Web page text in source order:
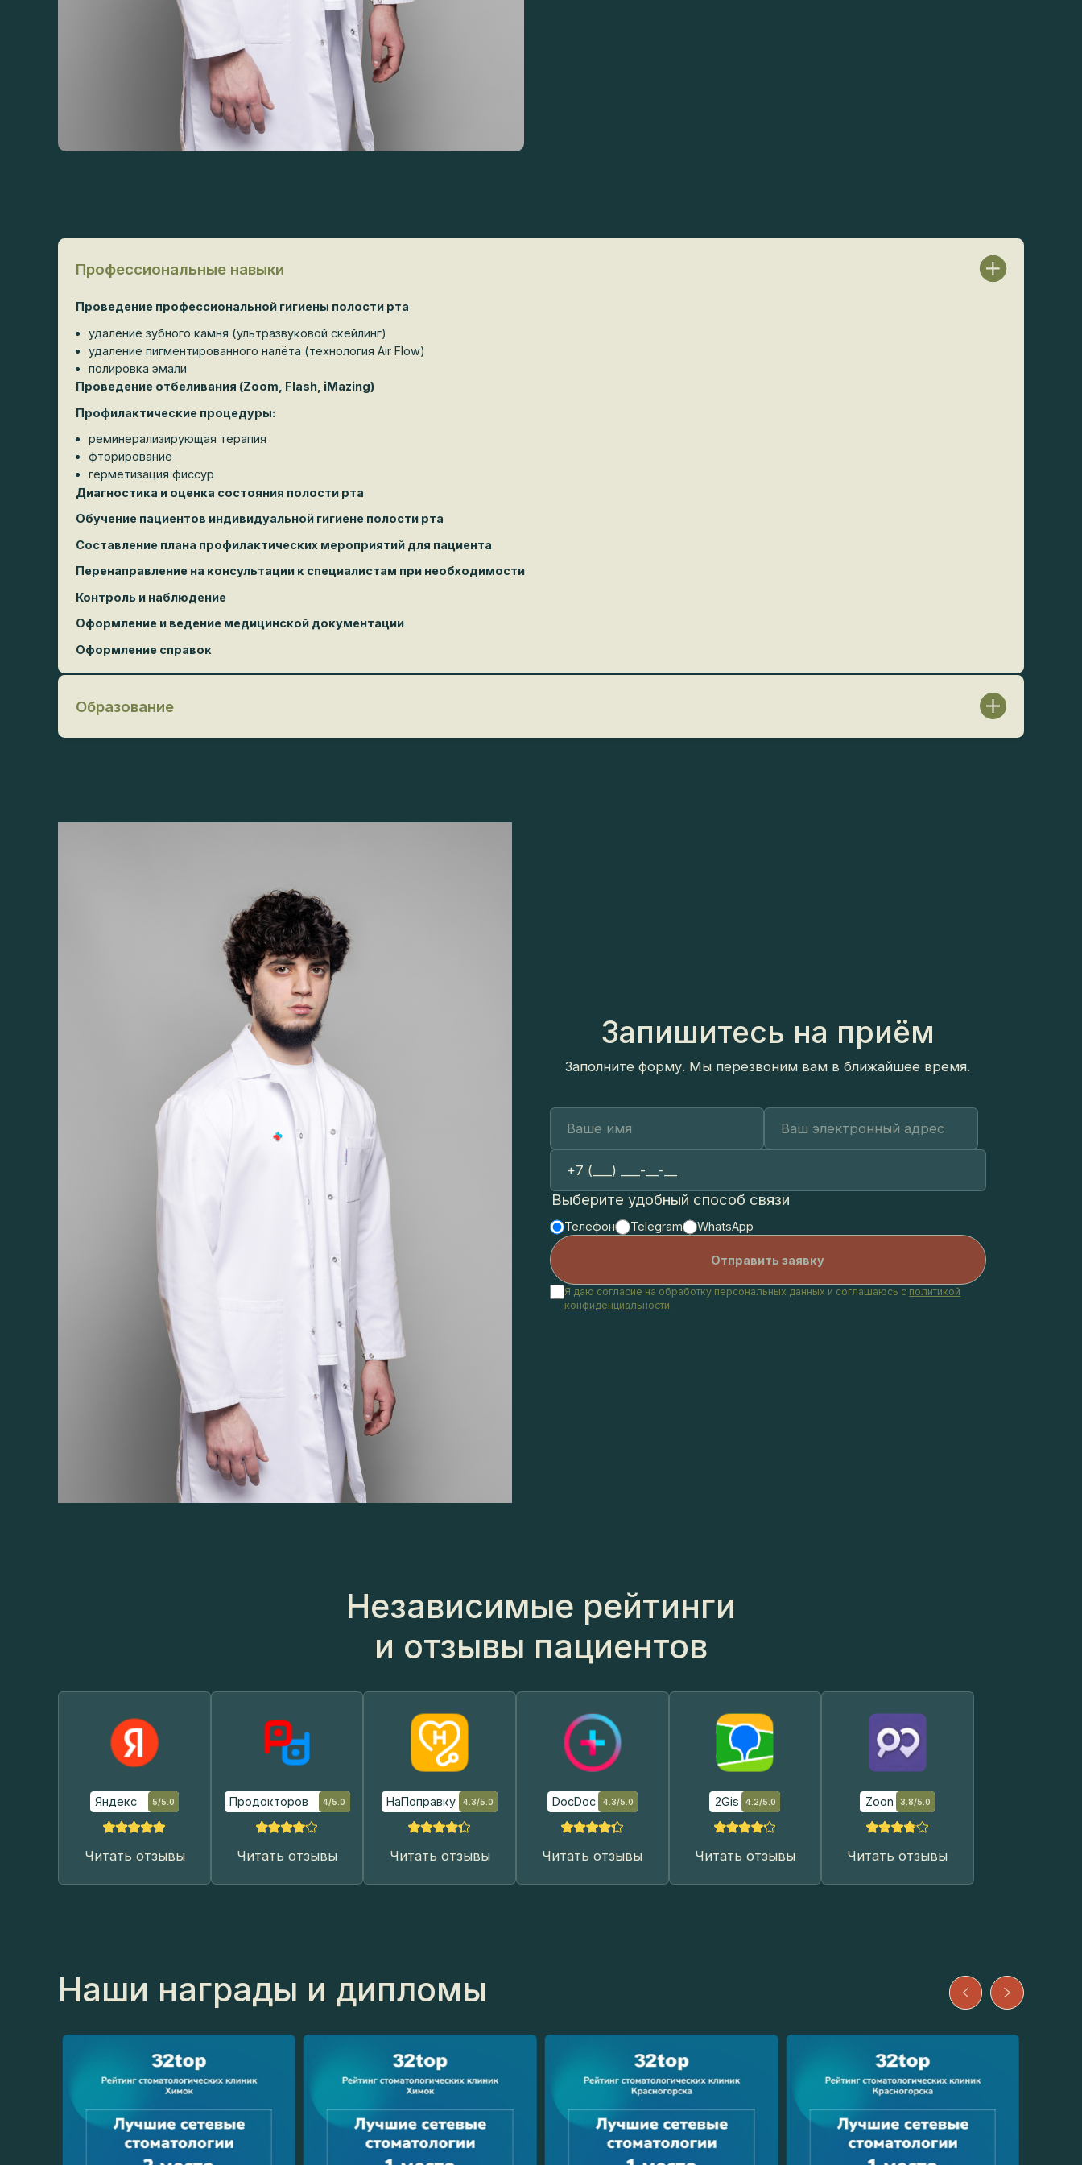
Профессиональные навыки
Проведение профессиональной гигиены полости рта
удаление пигментированного налёта (технология Air Flow)
полировка эмали
Проведение отбеливания (Zoom, Flash, iMazing)
Профилактические процедуры:
фторирование
герметизация фиссур
Диагностика и оценка состояния полости рта
Обучение пациентов индивидуальной гигиене полости рта
Составление плана профилактических мероприятий для пациента
Перенаправление на консультации к специалистам при необходимости
Контроль и наблюдение
Оформление и ведение медицинской документации
Оформление справок
Образование
Выберите удобный способ связи
Телефон Telegram
Я даю согласие на обработку персональных данных и соглашаюсь с
конфиденциальности
Яндекс
Читать отзывы
Продокторов НаПоправку 4.3/5.0
Читать отзывы
DocDoc 4.3/5.0
Читать отзывы
4.2/5.0
Читать отзывы
3.8/5.0
Читать отзывы